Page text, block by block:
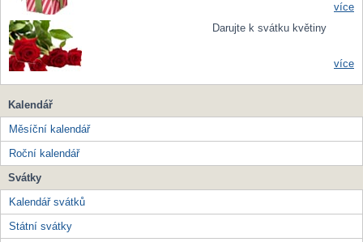
více
Darujte k svátku květiny
více
Kalendář
Měsíční kalendář
Roční kalendář
Svátky
Kalendář svátků
Státní svátky